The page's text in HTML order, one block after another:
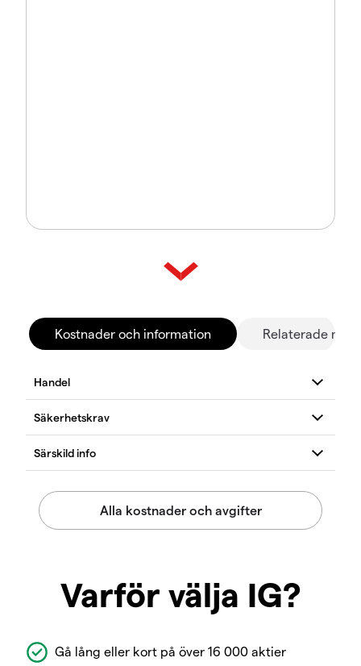
Kostnader och information Relaterade
Varför välja IG?
Gå lång eller kort på över 16 000 aktier